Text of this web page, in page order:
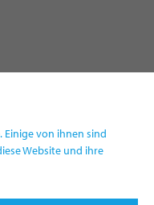
Einige von ihnen sind
Website und ihre